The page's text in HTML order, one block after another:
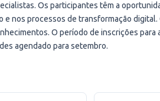
Os participantes têm a
e nos processos de transformação
O período de inscrições para
agendado para setembro.